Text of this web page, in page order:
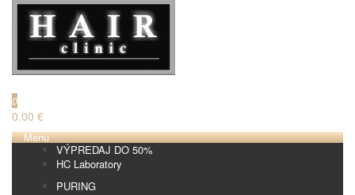
0
0.00 €
Menu
VÝPREDAJ DO 50%
HC Laboratory
PURING